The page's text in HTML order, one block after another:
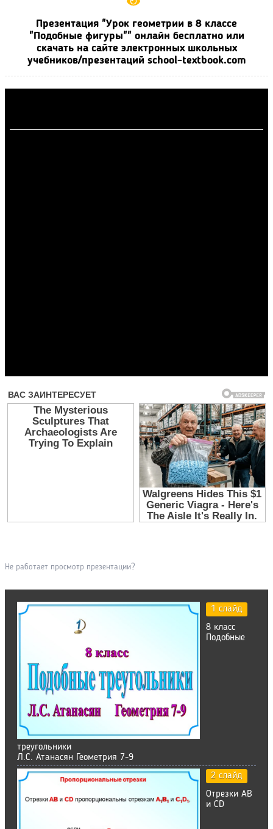
Презентация "Урок геометрии в 8 классе
"Подобные фигуры"" онлайн бесплатно или
скачать на сайте электронных школьных
учебников/презентаций school-textbook.com
Не работает просмотр презентации?
1 слайд
8 класс
Подобные
треугольники
Л.С. Атанасян Геометрия 7-9
2 слайд
Отрезки АВ
и СD